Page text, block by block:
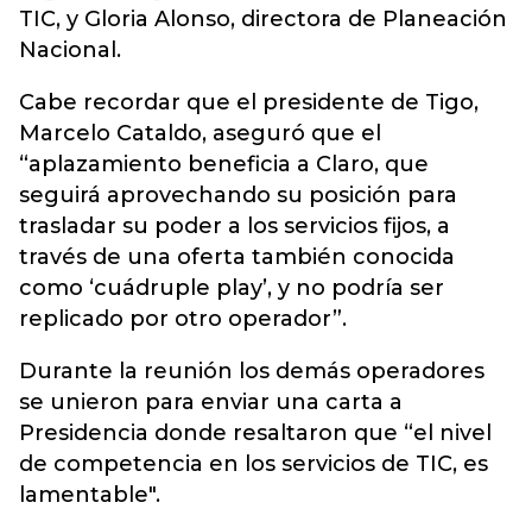
TIC, y Gloria Alonso, directora de Planeación
Nacional.
Cabe recordar que el presidente de Tigo,
Marcelo Cataldo, aseguró que el
“aplazamiento beneficia a Claro, que
seguirá aprovechando su posición para
trasladar su poder a los servicios fijos, a
través de una oferta también conocida
como ‘cuádruple play’, y no podría ser
replicado por otro operador”.
Durante la reunión los demás operadores
se unieron para enviar una carta a
Presidencia donde resaltaron que “el nivel
de competencia en los servicios de TIC, es
lamentable".